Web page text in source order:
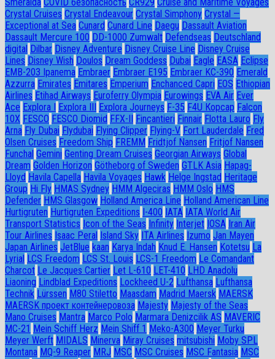
Smeralda COVID безопасность CR929 Cruise and Maritime Voyages
Crystal Cruises Crystal Endeavour Crystal Simphony Crystal —
Exceptional at Sea Cunard Cunard Line Daegu Dassault Aviation
Dassault Mercure 100 DD-1000 Zumwalt Defendseas Deutschland
digital Dilbar Disney Adventure Disney Cruise Line Disney Cruise
Lines Disney Wish Doulos Dream Goddess Dubai Eagle EASA Eclipse
EMB-203 Ipanema Embraer Embraer E195 Embraer KC-390 Emerald
Azzurra Emirates Emitares Emperium Enchanced Capri EOS Ethiopian
Airlines Etihad Airways Euroferry Olympia Eurowings EVA Air Ever
Ace Explora I Explora III Explora Journeys F-35 F4U Корсар Falcon
10X FESCO FESCO Diomid FFX-II Fincantieri Finnair Flotta Lauro Fly
Arna Fly Dubai Flydubai Flying Clipper Flying-V Fort Lauderdale Fred
Olsen Cruises Freedom Ship FREMM Fridtjof Nansen Fritjof Nansen
Funchal Gemini Genting Dream Cruises Georgian Airways Global
Dream Golden Horizon Götheborg of Sweden GTLK Asia Hapag-
Lloyd Havila Capella Havila Voyages Hawk Helge Ingstad Heritage
Group Hi Fly HMAS Sydney HMM Algeciras HMM Oslo HMS
Defender HMS Glasgow Holland America Line Holland American Line
Hurtigruten Hurtigruten Expeditions I-400 IATA IATA World Air
Transport Statistics Icon of the Seas Infinity Interjet IOSA Iran Air
Tour Airlines Isaac Peral Island Sky ITA Airlines Izumo Jan Mayen
Japan Airlines JetBlue kaan Karya Indah Knud E. Hansen Kotetsu La
Lyrial LCS Freedom LCS St. Louis LCS-1 Freedom Le Comandant
Charcot Le Jacques Cartier Let L-610 LET-410 LHD Anadolu
Liaoning Lindblad Expeditions Lockheed U-2 Lufthansa Lufthansa
Technik Lürssen M80 Stiletto Maasdam Madrid Maersk MAERSK
MAERSK проект контейнеровоза Majesty Majesty of the Seas
Mano Cruises Mantra Marco Polo Marmara Denizcilik AS MAVERIC
MC-21 Mein Schiff Herz Mein Shiff 1 Meko-A300 Meyer Turku
Meyer Werft MIDALS Minerva Miray Cruises mitsubishi Moby SPL
Montana MQ-9 Reaper MRJ MSC MSC Cruises MSC Fantasia MSC